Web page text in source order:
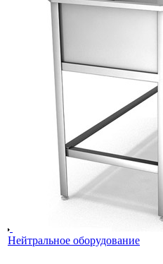
Нейтральное оборудование